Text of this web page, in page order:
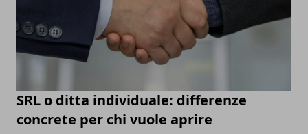
SRL o ditta individuale: differenze
concrete per chi vuole aprire